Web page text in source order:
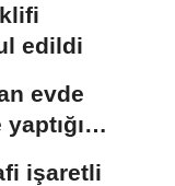
edildi
evde
işaretli